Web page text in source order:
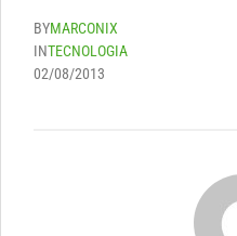
BYMARCONIX
INTECNOLOGIA
02/08/2013